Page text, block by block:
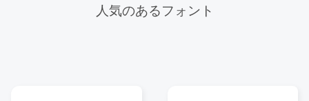
人気のあるフォント